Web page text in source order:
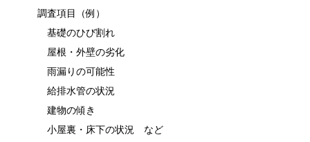
調査項目（例）
基礎のひび割れ
屋根・外壁の劣化
雨漏りの可能性
給排水管の状況
建物の傾き
小屋裏・床下の状況 など